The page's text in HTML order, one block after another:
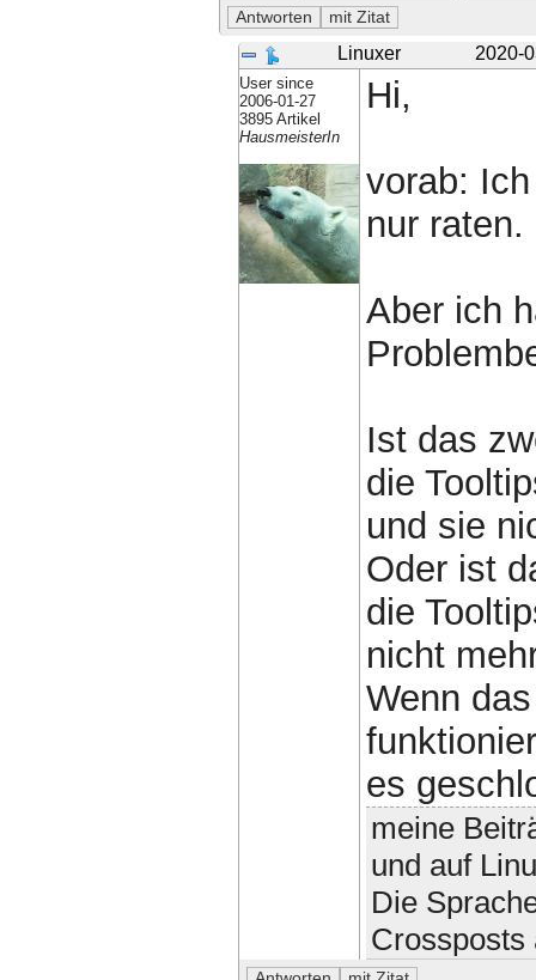
Linuxer 2020-
User since
2006-01-27
3895 Artikel
HausmeisterIn
Hi,
vorab:
nur raten.
Aber ich
Ist das
die
und sie
Oder ist
die
nicht
Wenn
es
meine
und auf
Die